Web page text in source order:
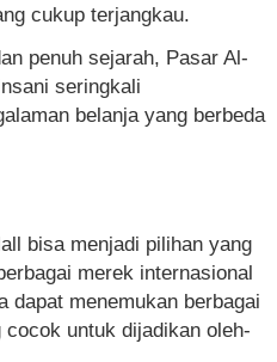
cukup terjangkau.
penuh sejarah, Pasar Al-
seringkali
belanja yang berbeda
bisa menjadi pilihan yang
merek internasional
dapat menemukan berbagai
untuk dijadikan oleh-